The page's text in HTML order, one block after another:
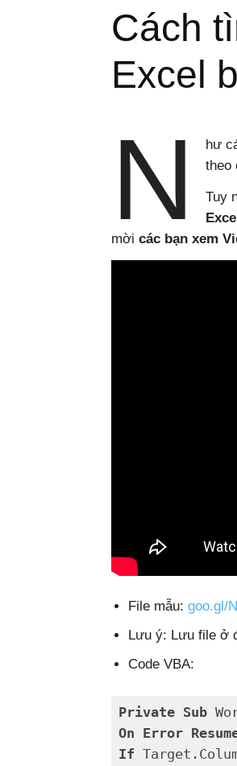
Cách
Excel
N
hư
theo
Tuy
mời các bạn xem
File mẫu: goo.gl/
Lưu ý: Lưu file ở
Code VBA:
Private Sub
On Error
If